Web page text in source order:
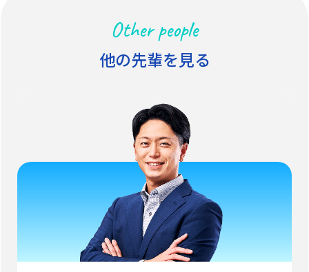
Other people
他の先輩を見る